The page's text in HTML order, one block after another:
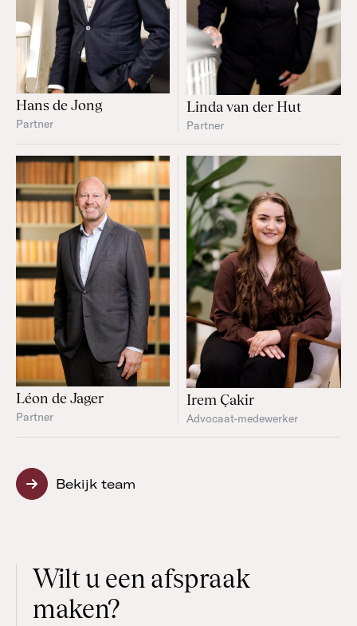
Hans de Jong
Partner
Linda van der Hut
Partner
Léon de Jager
Partner
Irem Çakir
Advocaat-medewerker
Bekijk team
Wilt u een afspraak
maken?